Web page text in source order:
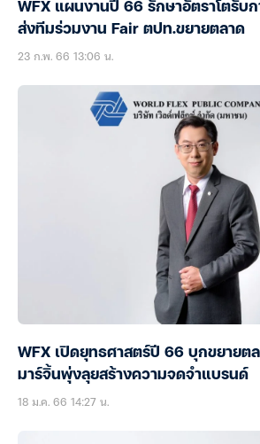
WFX แผนงานปี 66 รักษาอัตราโตรับ
ส่งทีมร่วมงาน Fair ตปท.ขยายตลาด
23 ก.พ. 66 13:06 น.
WFX เปิดยุทธศาสตร์ปี 66 บุกขยายต
มาร์จิ้นพุ่งลุยสร้างความจดจำแบรนด์
18 ม.ค. 66 14:27 น.